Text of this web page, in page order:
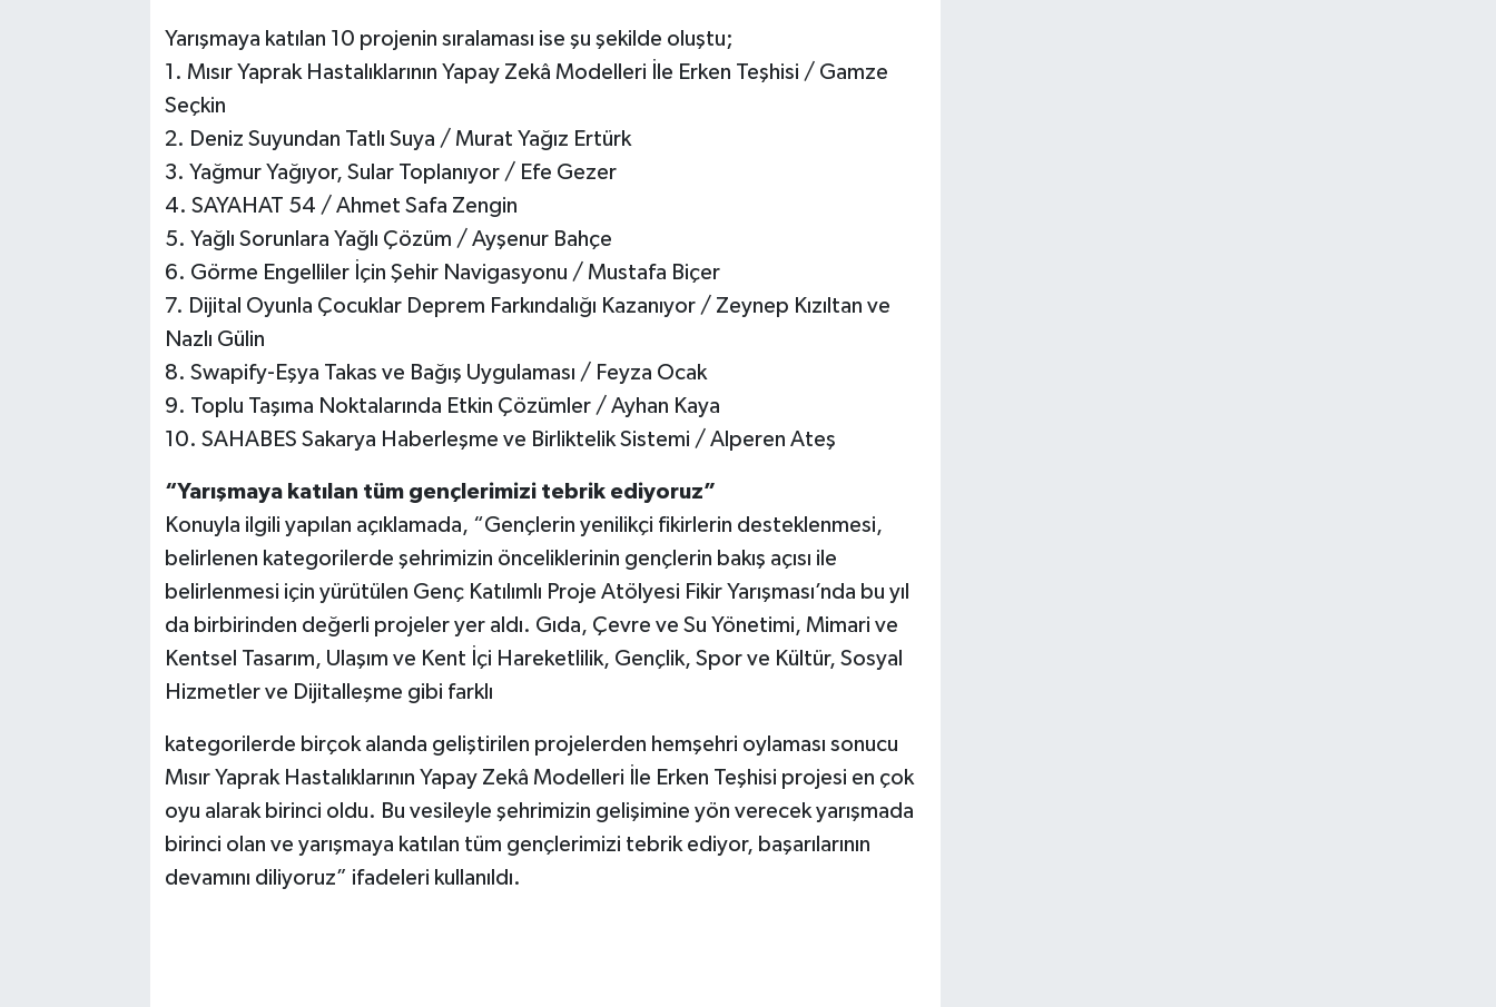
Yarışmaya katılan 10 projenin sıralaması ise şu şekilde oluştu;
1. Mısır Yaprak Hastalıklarının Yapay Zekâ Modelleri İle Erken Teşhisi / Gamze
Seçkin
2. Deniz Suyundan Tatlı Suya / Murat Yağız Ertürk
3. Yağmur Yağıyor, Sular Toplanıyor / Efe Gezer
4. SAYAHAT 54 / Ahmet Safa Zengin
5. Yağlı Sorunlara Yağlı Çözüm / Ayşenur Bahçe
6. Görme Engelliler İçin Şehir Navigasyonu / Mustafa Biçer
7. Dijital Oyunla Çocuklar Deprem Farkındalığı Kazanıyor / Zeynep Kızıltan ve
Nazlı Gülin
8. Swapify-Eşya Takas ve Bağış Uygulaması / Feyza Ocak
9. Toplu Taşıma Noktalarında Etkin Çözümler / Ayhan Kaya
10. SAHABES Sakarya Haberleşme ve Birliktelik Sistemi / Alperen Ateş
“Yarışmaya katılan tüm gençlerimizi tebrik ediyoruz”
Konuyla ilgili yapılan açıklamada, “Gençlerin yenilikçi fikirlerin desteklenmesi,
belirlenen kategorilerde şehrimizin önceliklerinin gençlerin bakış açısı ile
belirlenmesi için yürütülen Genç Katılımlı Proje Atölyesi Fikir Yarışması’nda bu yıl
da birbirinden değerli projeler yer aldı. Gıda, Çevre ve Su Yönetimi, Mimari ve
Kentsel Tasarım, Ulaşım ve Kent İçi Hareketlilik, Gençlik, Spor ve Kültür, Sosyal
Hizmetler ve Dijitalleşme gibi farklı
kategorilerde birçok alanda geliştirilen projelerden hemşehri oylaması sonucu
Mısır Yaprak Hastalıklarının Yapay Zekâ Modelleri İle Erken Teşhisi projesi en çok
oyu alarak birinci oldu. Bu vesileyle şehrimizin gelişimine yön verecek yarışmada
birinci olan ve yarışmaya katılan tüm gençlerimizi tebrik ediyor, başarılarının
devamını diliyoruz” ifadeleri kullanıldı.